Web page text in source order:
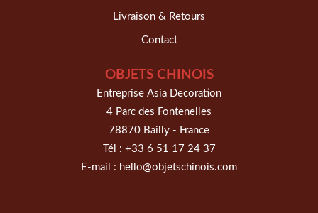
Livraison & Retours
Contact
OBJETS CHINOIS
Entreprise Asia Decoration
4 Parc des Fontenelles
78870 Bailly - France
Tél : +33 6 51 17 24 37
E-mail : hello@objetschinois.com